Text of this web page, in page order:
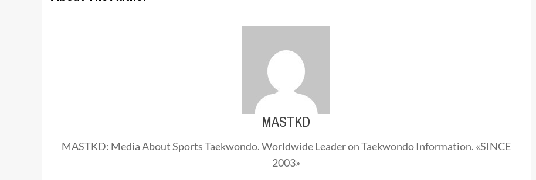
MASTKD
MASTKD: Media About Sports Taekwondo. Worldwide Leader on Taekwondo Information. «SINCE
2003»